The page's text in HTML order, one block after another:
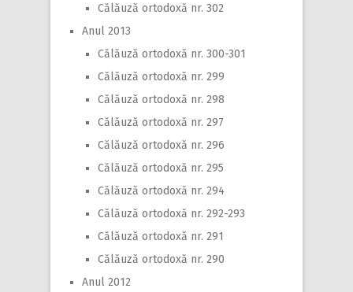
Călăuză ortodoxă nr. 302
Anul 2013
Călăuză ortodoxă nr. 300-301
Călăuză ortodoxă nr. 299
Călăuză ortodoxă nr. 298
Călăuză ortodoxă nr. 297
Călăuză ortodoxă nr. 296
Călăuză ortodoxă nr. 295
Călăuză ortodoxă nr. 294
Călăuză ortodoxă nr. 292-293
Călăuză ortodoxă nr. 291
Călăuză ortodoxă nr. 290
Anul 2012